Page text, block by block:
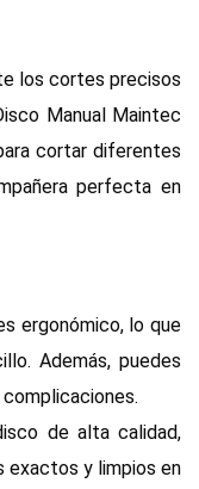
los cortes precisos
Manual Maintec
cortar diferentes
perfecta en
ergonómico, lo que
Además, puedes
de alta calidad,
y limpios en